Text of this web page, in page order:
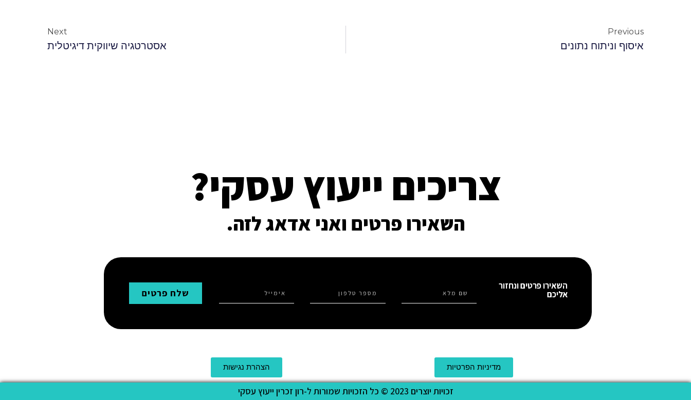
Previous
איסוף וניתוח נתונים
Next
אסטרטגיה שיווקית דיגיטלית
צריכים ייעוץ עסקי?
השאירו פרטים ואני אדאג לזה.
השאירו פרטים ונחזור
אליכם שלח פרטים
מדיניות הפרטיות הצהרת נגישות
זכויות יוצרים 2023 © כל הזכויות שמורות ל-רון זכרין ייעוץ עסקי